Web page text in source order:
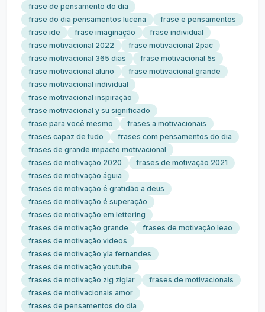
frase de pensamento do dia
frase do dia pensamentos lucena
frase e pensamentos
frase ide
frase imaginação
frase individual
frase motivacional 2022
frase motivacional 2pac
frase motivacional 365 dias
frase motivacional 5s
frase motivacional aluno
frase motivacional grande
frase motivacional individual
frase motivacional inspiração
frase motivacional y su significado
frase para você mesmo
frases a motivacionais
frases capaz de tudo
frases com pensamentos do dia
frases de grande impacto motivacional
frases de motivação 2020
frases de motivação 2021
frases de motivação águia
frases de motivação é gratidão a deus
frases de motivação é superação
frases de motivação em lettering
frases de motivação grande
frases de motivação leao
frases de motivação videos
frases de motivação yla fernandes
frases de motivação youtube
frases de motivação zig ziglar
frases de motivacionais
frases de motivacionais amor
frases de pensamentos do dia